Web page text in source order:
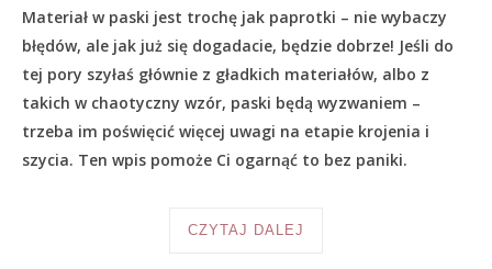
Materiał w paski jest trochę jak paprotki – nie wybaczy
błędów, ale jak już się dogadacie, będzie dobrze! Jeśli do
tej pory szyłaś głównie z gładkich materiałów, albo z
takich w chaotyczny wzór, paski będą wyzwaniem –
trzeba im poświęcić więcej uwagi na etapie krojenia i
szycia. Ten wpis pomoże Ci ogarnąć to bez paniki.
CZYTAJ DALEJ